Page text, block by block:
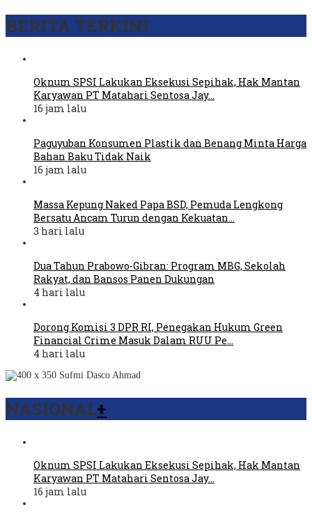
BERITA TERKINI
Oknum SPSI Lakukan Eksekusi Sepihak, Hak Mantan
Karyawan PT Matahari Sentosa Jay…
16 jam lalu
Paguyuban Konsumen Plastik dan Benang Minta Harga
Bahan Baku Tidak Naik
16 jam lalu
Massa Kepung Naked Papa BSD, Pemuda Lengkong
Bersatu Ancam Turun dengan Kekuatan…
3 hari lalu
Dua Tahun Prabowo-Gibran: Program MBG, Sekolah
Rakyat, dan Bansos Panen Dukungan
4 hari lalu
Dorong Komisi 3 DPR RI, Penegakan Hukum Green
Financial Crime Masuk Dalam RUU Pe…
4 hari lalu
NASIONAL+
Oknum SPSI Lakukan Eksekusi Sepihak, Hak Mantan
Karyawan PT Matahari Sentosa Jay…
16 jam lalu